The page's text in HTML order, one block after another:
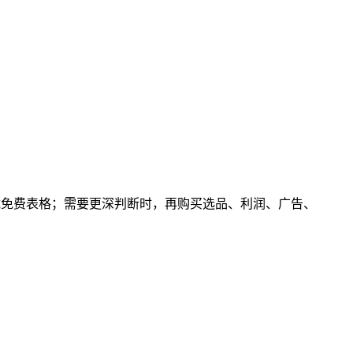
费表格；需要更深判断时，再购买选品、利润、广告、